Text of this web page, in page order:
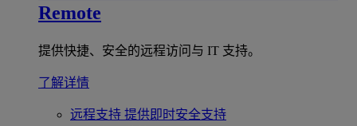
Remote
提供快捷、安全的远程访问与 IT 支持。
了解详情
远程支持 提供即时安全支持